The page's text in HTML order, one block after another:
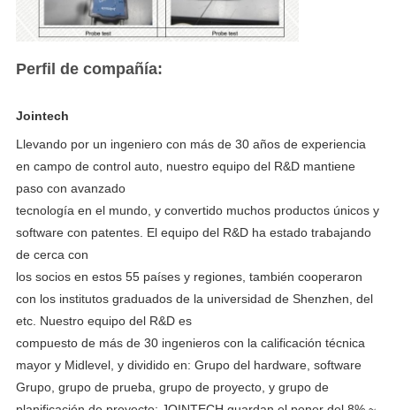
Perfil de compañía:
Jointech
Llevando por un ingeniero con más de 30 años de experiencia
en campo de control auto, nuestro equipo del R&D mantiene
paso con avanzado
tecnología en el mundo, y convertido muchos productos únicos y
software con patentes. El equipo del R&D ha estado trabajando
de cerca con
los socios en estos 55 países y regiones, también cooperaron
con los institutos graduados de la universidad de Shenzhen, del
etc. Nuestro equipo del R&D es
compuesto de más de 30 ingenieros con la calificación técnica
mayor y Midlevel, y dividido en: Grupo del hardware, software
Grupo, grupo de prueba, grupo de proyecto, y grupo de